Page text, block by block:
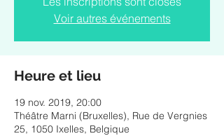
Voir autres événements
Heure et lieu
19 nov. 2019, 20:00
Théâtre Marni (Bruxelles), Rue de Vergnies
25, 1050 Ixelles, Belgique